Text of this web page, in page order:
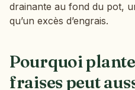
drainante au fond du pot,
qu’un excès d’engrais.
Pourquoi
fraises peut